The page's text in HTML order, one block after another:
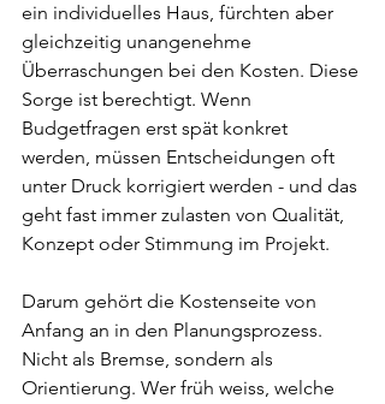
ein individuelles Haus, fürchten aber
gleichzeitig unangenehme
Überraschungen bei den Kosten. Diese
Sorge ist berechtigt. Wenn
Budgetfragen erst spät konkret
werden, müssen Entscheidungen oft
unter Druck korrigiert werden - und das
geht fast immer zulasten von Qualität,
Konzept oder Stimmung im Projekt.
Darum gehört die Kostenseite von
Anfang an in den Planungsprozess.
Nicht als Bremse, sondern als
Orientierung. Wer früh weiss, welche